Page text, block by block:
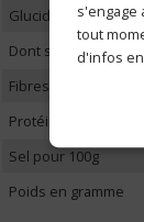
Glucides pour 100g
Dont sucres
Fibres alimentaires
Protéines pour 100g
Sel pour 100g
Poids en gramme
s'engage
tout
d'infos